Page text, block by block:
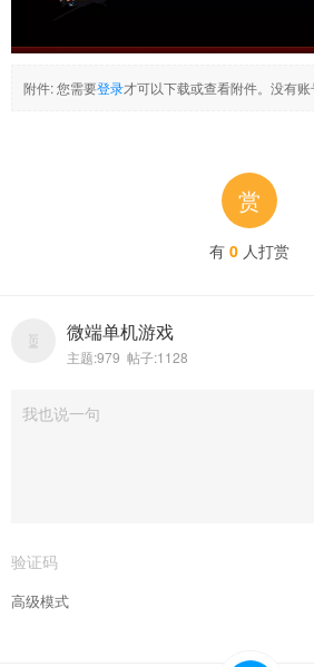
附件:您需要登录才可以下载或查看附件。没有账
赏
有 0 人打赏
微端单机游戏
主题:979 帖子:1128
点击重新加载
高级模式